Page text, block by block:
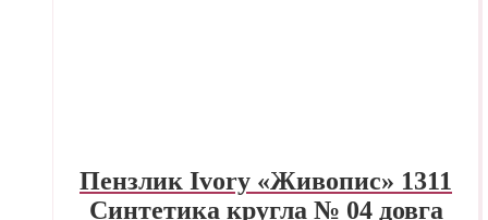
Пензлик Ivory «Живопис» 1311
Синтетика кругла № 04 довга